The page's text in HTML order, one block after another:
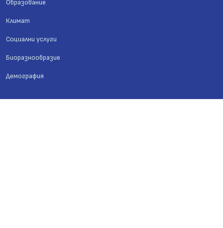
Образование
Климат
Социални услуги
Биоразнообразие
Демография